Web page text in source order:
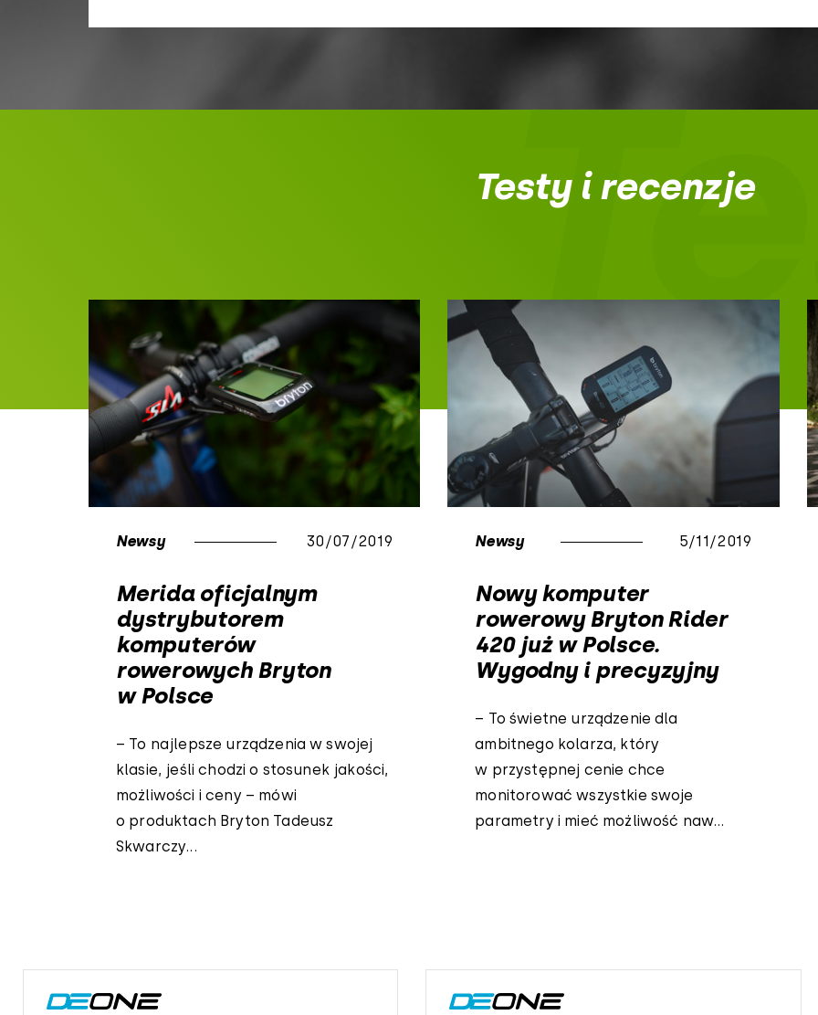
Testy i recenzje
Newsy 30/07/2019
Merida oficjalnym
dystrybutorem
komputerów
rowerowych Bryton
w Polsce
– To najlepsze urządzenia w swojej
klasie, jeśli chodzi o stosunek jakości,
możliwości i ceny – mówi
o produktach Bryton Tadeusz
Skwarczy...
Newsy 5/11/2019
Nowy komputer
rowerowy Bryton Rider
420 już w Polsce.
Wygodny i precyzyjny
– To świetne urządzenie dla
ambitnego kolarza, który
w przystępnej cenie chce
monitorować wszystkie swoje
parametry i mieć możliwość naw...